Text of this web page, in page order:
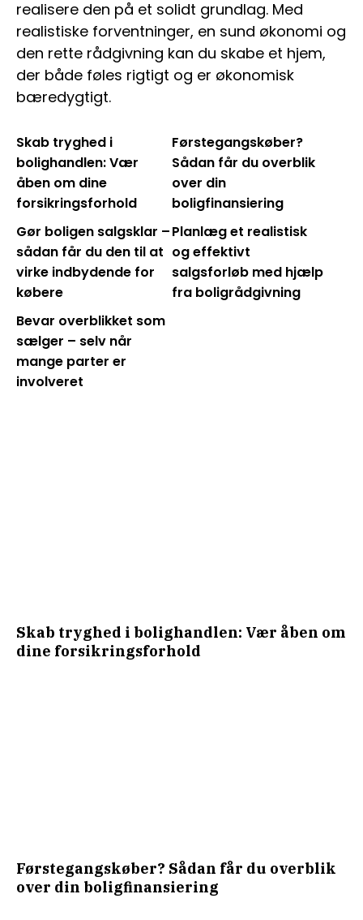
realisere den på et solidt grundlag. Med
realistiske forventninger, en sund økonomi og
den rette rådgivning kan du skabe et hjem,
der både føles rigtigt og er økonomisk
bæredygtigt.
Skab tryghed i
bolighandlen: Vær
åben om dine
forsikringsforhold
Førstegangskøber?
Sådan får du overblik
over din
boligfinansiering
Gør boligen salgsklar –
sådan får du den til at
virke indbydende for
købere
Planlæg et realistisk
og effektivt
salgsforløb med hjælp
fra boligrådgivning
Bevar overblikket som
sælger – selv når
mange parter er
involveret
Skab tryghed i bolighandlen: Vær åben om
dine forsikringsforhold
Førstegangskøber? Sådan får du overblik
over din boligfinansiering